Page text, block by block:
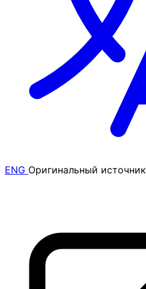
ENG Оригинальный источник